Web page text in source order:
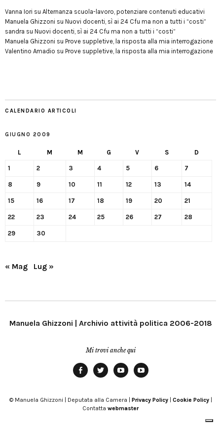
Vanna Iori su Alternanza scuola-lavoro, potenziare contenuti educativi
Manuela Ghizzoni su Nuovi docenti, sì ai 24 Cfu ma non a tutti i “costi”
sandra su Nuovi docenti, sì ai 24 Cfu ma non a tutti i “costi”
Manuela Ghizzoni su Prove suppletive, la risposta alla mia interrogazione
Valentino Amadio su Prove suppletive, la risposta alla mia interrogazione
CALENDARIO ARTICOLI
GIUGNO 2009
L M M G V S D
1 2 3 4 5 6 7
8 9 10 11 12 13 14
15 16 17 18 19 20 21
22 23 24 25 26 27 28
29 30
« Mag Lug »
Manuela Ghizzoni | Archivio attività politica 2006-2018
Mi trovi anche qui
Modena
© Manuela Ghizzoni | Deputata alla Camera | Privacy Policy| Cookie Policy|
Contatta webmaster